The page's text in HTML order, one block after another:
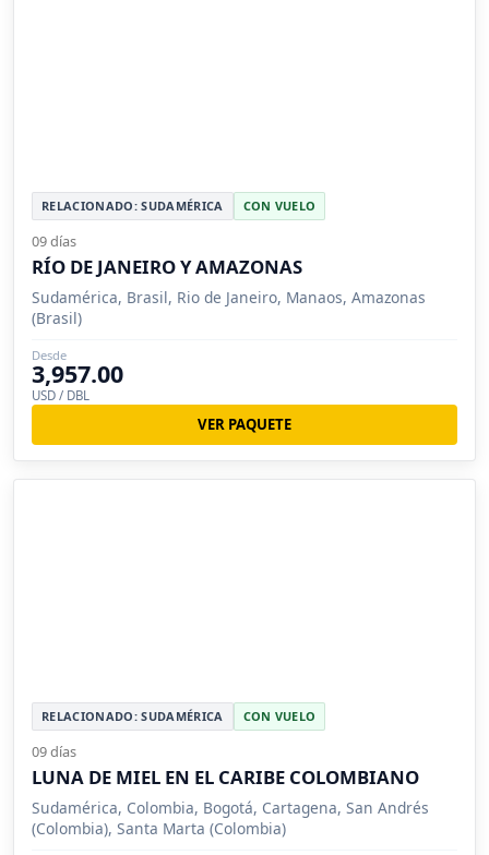
RELACIONADO: SUDAMÉRICA CON VUELO
09 días
RÍO DE JANEIRO Y AMAZONAS
Sudamérica, Brasil, Rio de Janeiro, Manaos, Amazonas
(Brasil)
Desde
3,957.00
USD / DBL
VER PAQUETE
RELACIONADO: SUDAMÉRICA CON VUELO
09 días
LUNA DE MIEL EN EL CARIBE COLOMBIANO
Sudamérica, Colombia, Bogotá, Cartagena, San Andrés
(Colombia), Santa Marta (Colombia)